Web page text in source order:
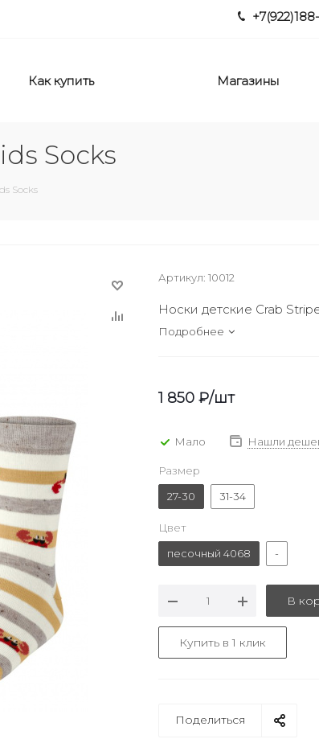
Как купить Магазины
Socks
Socks
Артикул: 10012
Носки детские Crab
Подробнее
1 850 ₽/шт
Мало Нашли
Размер
27-30
31-34
Цвет
песочный 4068
-
В
Купить в 1 клик
Поделиться